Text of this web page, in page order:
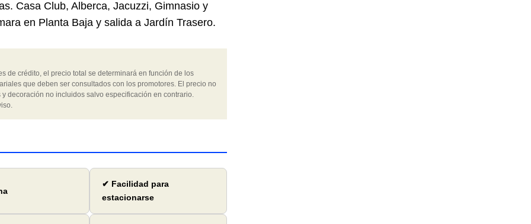
Casa Club, Alberca, Jacuzzi, Gimnasio y
en Planta Baja y salida a Jardín Trasero.
de crédito, el precio total se determinará en función de los
que deben ser consultados con los promotores. El precio no
decoración no incluidos salvo especificación en contrario.
✔ Facilidad para
estacionarse